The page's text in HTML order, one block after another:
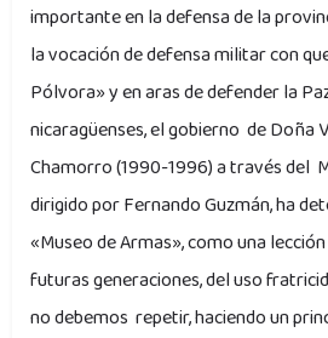
importante en la defensa de la
la vocación de defensa militar con
Pólvora» y en aras de defender la
nicaragüenses, el gobierno de Doña
Chamorro (1990-1996) a través del
dirigido por Fernando Guzmán, ha
«Museo de Armas», como una
futuras generaciones, del uso
no debemos repetir, haciendo un